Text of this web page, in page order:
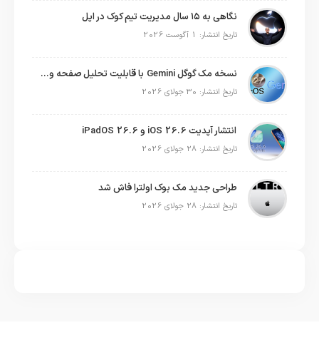
نگاهی به ۱۵ سال مدیریت تیم کوک در اپل
تاریخ انتشار: 1 آگوست 2026
نسخه مک گوگل Gemini با قابلیت تحلیل صفحه و دستورات صوتی در به‌روزرسانی جدید
تاریخ انتشار: 30 جولای 2026
انتشار آپدیت iOS 26.6 و iPadOS 26.6
تاریخ انتشار: 28 جولای 2026
طراحی جدید مک بوک اولترا فاش شد
تاریخ انتشار: 28 جولای 2026